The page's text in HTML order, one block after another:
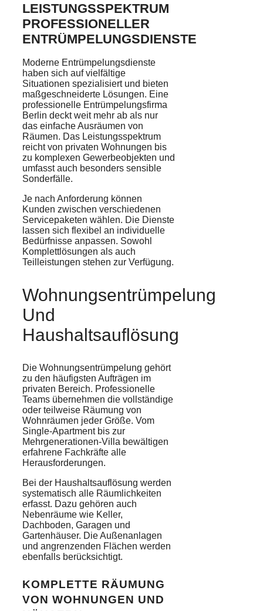
LEISTUNGSSPEKTRUM
PROFESSIONELLER
ENTRÜMPELUNGSDIENSTE
Moderne Entrümpelungsdienste
haben sich auf vielfältige
Situationen spezialisiert und bieten
maßgeschneiderte Lösungen. Eine
professionelle Entrümpelungsfirma
Berlin deckt weit mehr ab als nur
das einfache Ausräumen von
Räumen. Das Leistungsspektrum
reicht von privaten Wohnungen bis
zu komplexen Gewerbeobjekten und
umfasst auch besonders sensible
Sonderfälle.
Je nach Anforderung können
Kunden zwischen verschiedenen
Servicepaketen wählen. Die Dienste
lassen sich flexibel an individuelle
Bedürfnisse anpassen. Sowohl
Komplettlösungen als auch
Teilleistungen stehen zur Verfügung.
Wohnungsentrümpelung
Und
Haushaltsauflösung
Die Wohnungsentrümpelung gehört
zu den häufigsten Aufträgen im
privaten Bereich. Professionelle
Teams übernehmen die vollständige
oder teilweise Räumung von
Wohnräumen jeder Größe. Vom
Single-Apartment bis zur
Mehrgenerationen-Villa bewältigen
erfahrene Fachkräfte alle
Herausforderungen.
Bei der Haushaltsauflösung werden
systematisch alle Räumlichkeiten
erfasst. Dazu gehören auch
Nebenräume wie Keller,
Dachboden, Garagen und
Gartenhäuser. Die Außenanlagen
und angrenzenden Flächen werden
ebenfalls berücksichtigt.
KOMPLETTE RÄUMUNG
VON WOHNUNGEN UND